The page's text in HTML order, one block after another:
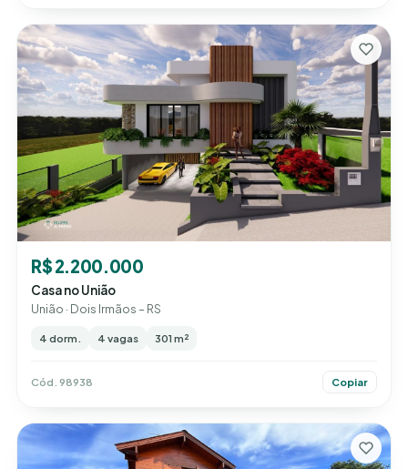
R$ 2.200.000
Casa no União
União · Dois Irmãos – RS
4 dorm. 4 vagas 301 m²
Cód. 98938 Copiar